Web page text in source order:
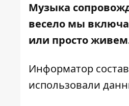
Музыка
весело мы
или просто
Информатор
использовали